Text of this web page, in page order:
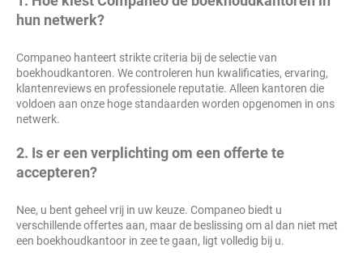
hun netwerk?
Companeo hanteert strikte criteria bij de selectie van
boekhoudkantoren. We controleren hun kwalificaties, ervaring,
klantenreviews en professionele reputatie. Alleen kantoren die
voldoen aan onze hoge standaarden worden opgenomen in ons
netwerk.
2. Is er een verplichting om een offerte te
accepteren?
Nee, u bent geheel vrij in uw keuze. Companeo biedt u
verschillende offertes aan, maar de beslissing om al dan niet met
een boekhoudkantoor in zee te gaan, ligt volledig bij u.